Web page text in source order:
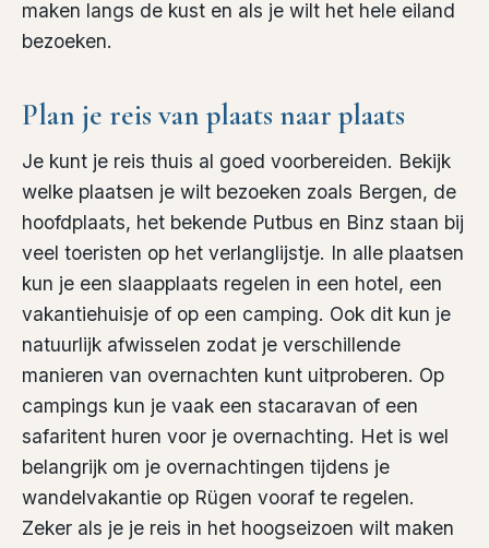
maken langs de kust en als je wilt het hele eiland
bezoeken.
Plan je reis van plaats naar plaats
Je kunt je reis thuis al goed voorbereiden. Bekijk
welke plaatsen je wilt bezoeken zoals Bergen, de
hoofdplaats, het bekende Putbus en Binz staan bij
veel toeristen op het verlanglijstje. In alle plaatsen
kun je een slaapplaats regelen in een hotel, een
vakantiehuisje of op een camping. Ook dit kun je
natuurlijk afwisselen zodat je verschillende
manieren van overnachten kunt uitproberen. Op
campings kun je vaak een stacaravan of een
safaritent huren voor je overnachting. Het is wel
belangrijk om je overnachtingen tijdens je
wandelvakantie op Rügen vooraf te regelen.
Zeker als je je reis in het hoogseizoen wilt maken